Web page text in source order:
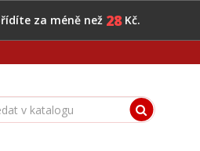
za méně než 28Kč.